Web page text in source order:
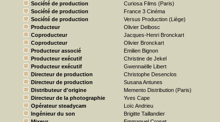
Société de production
Curiosa Films (Paris)
Société de production
France 3 Cinéma
Société de production
Versus Production (Liège)
Producteur
Olivier Delbosc
Coproducteur
Jacques-Henri Bronckart
Coproducteur
Olivier Bronckart
Producteur associé
Emilien Bignon
Producteur exécutif
Christine de Jekel
Producteur exécutif
Gwennaëlle Libert
Directeur de production
Christophe Desenclos
Directeur de production
Susana Antunes
Distributeur d'origine
Memento Distribution (Paris)
Directeur de la photographie
Yves Cape
Opérateur steadycam
Loïc Andrieu
Ingénieur du son
Brigitte Taillandier